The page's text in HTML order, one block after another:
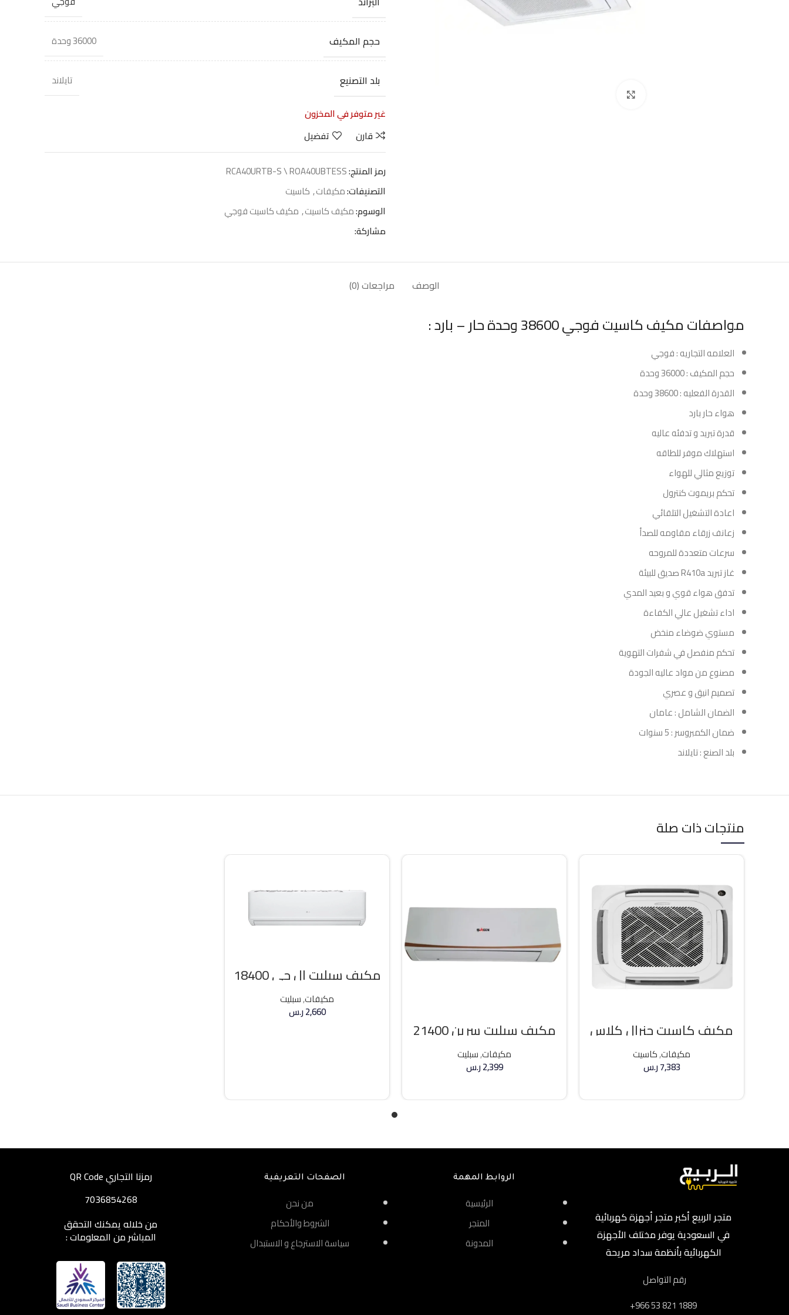
حجم المكيف 36000 وحدة
بلد التصنيع
تايلاند
غير متوفر في المخزون
قارن
تفضيل
رمز المنتج:RCA40URTB-S \ ROA40UBTESS
التصنيفات:مكيفات, كاسيت
الوسوم:مكيف كاسيت, مكيف كاسيت فوجي
مشاركة:
الوصف مراجعات (0)
مواصفات مكيف كاسيت فوجي 38600 وحدة حار – بارد :
العلامه التجاريه : فوجي
حجم المكيف : 36000 وحدة
القدرة الفعليه : 38600 وحدة
هواء حار بارد
قدرة تبريد و تدفئه عاليه
استهلاك موفر للطاقه
توزيع مثالي للهواء
تحكم بريموت كنترول
اعادة التشغيل التلقائي
زعانف زرقاء مقاومه للصدأ
سرعات متعددة للمروحه
غاز تبريد R410a صديق للبيئة
تدفق هواء قوي و بعيد المدي
اداء تشغيل عالي الكفاءة
مستوي ضوضاء منخض
تحكم منفصل في شفرات التهوية
مصنوع من مواد عاليه الجودة
تصميم انيق و عصري
الضمان الشامل : عامان
ضمان الكمبروسر : 5 سنوات
بلد الصنع : تايلاند
منتجات ذات صلة
مكيف كاسيت جنرال كلاس
36000 وحده حار / بارد
مكيفات,كاسيت
7,383ر.س
مكيف سبليت سرين 21400 وحده بارد
مكيفات,سبليت
2,399ر.س
مكيف سبليت ال جي 18400 وحده بارد
مكيفات,سبليت
2,660ر.س
متجر الربيع أكبر متجر أجهزة كهربائية
في السعودية يوفر مختلف الأجهزة
الكهربائية بأنظمة سداد مريحة
رقم التواصل
‎+966 53 821 1889
الروابط المهمة
الرئيسية
المتجر
المدونة
الصفحات التعريفية
من نحن
الشروط والأحكام
سياسة الاسترجاع و الاستبدال
رمزنا التجاري QR Code
7036854268
من خلاله يمكنك التحقق
المباشر من المعلومات :